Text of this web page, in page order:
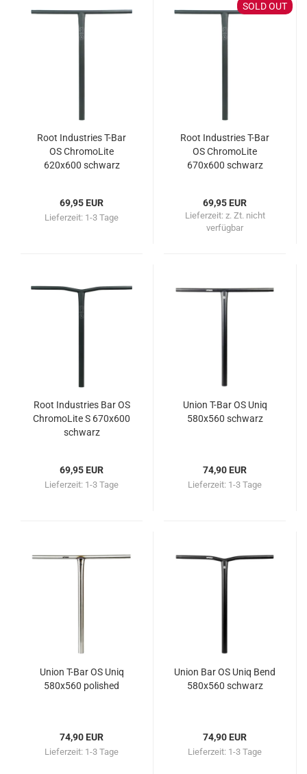
Root Industries T-Bar
OS ChromoLite
620x600 schwarz
69,95 EUR
Lieferzeit: 1-3 Tage
SOLD OUT
Root Industries T-Bar
OS ChromoLite
670x600 schwarz
69,95 EUR
Lieferzeit: z. Zt. nicht
verfügbar
Root Industries Bar OS
ChromoLite S 670x600
schwarz
69,95 EUR
Lieferzeit: 1-3 Tage
Union T-Bar OS Uniq
580x560 schwarz
74,90 EUR
Lieferzeit: 1-3 Tage
Union T-Bar OS Uniq
580x560 polished
74,90 EUR
Lieferzeit: 1-3 Tage
Union Bar OS Uniq Bend
580x560 schwarz
74,90 EUR
Lieferzeit: 1-3 Tage